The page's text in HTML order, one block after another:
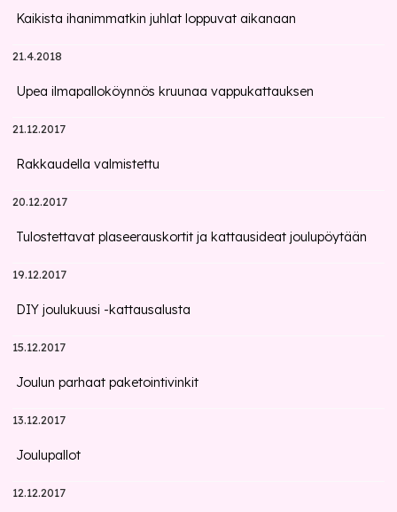
Kaikista ihanimmatkin juhlat loppuvat aikanaan
21.4.2018
Upea ilmapalloköynnös kruunaa vappukattauksen
21.12.2017
Rakkaudella valmistettu
20.12.2017
Tulostettavat plaseerauskortit ja kattausideat joulupöytään
19.12.2017
DIY joulukuusi -kattausalusta
15.12.2017
Joulun parhaat paketointivinkit
13.12.2017
Joulupallot
12.12.2017